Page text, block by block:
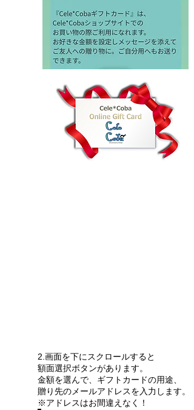
2.画面を下にスクロールすると
額面選択ボタンがあります。
金額を選んで、ギフトカードの用途、
贈り先のメールアドレスを入力します。
※アドレスはお間違えなく！